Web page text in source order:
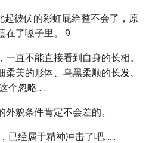
起彼伏的彩虹屁给整不会了，原
在了嗓子里。.9.
直不能直接看到自身的长相。
美的形体、乌黑柔顺的长发、
个忽略……
貌条件肯定不会差的。
已经属于精神冲击了吧……